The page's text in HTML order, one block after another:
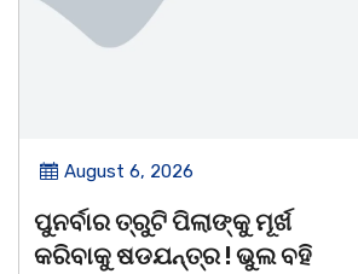
August 6, 2026
ଆତ୍ମହତ୍ୟା କରୁଥିବା ଯୁବକକୁ ଦେବ
ଦୂତ ସାଜି ଜୀବନ ବଞ୍ଚାଇଲେ ଥାନା